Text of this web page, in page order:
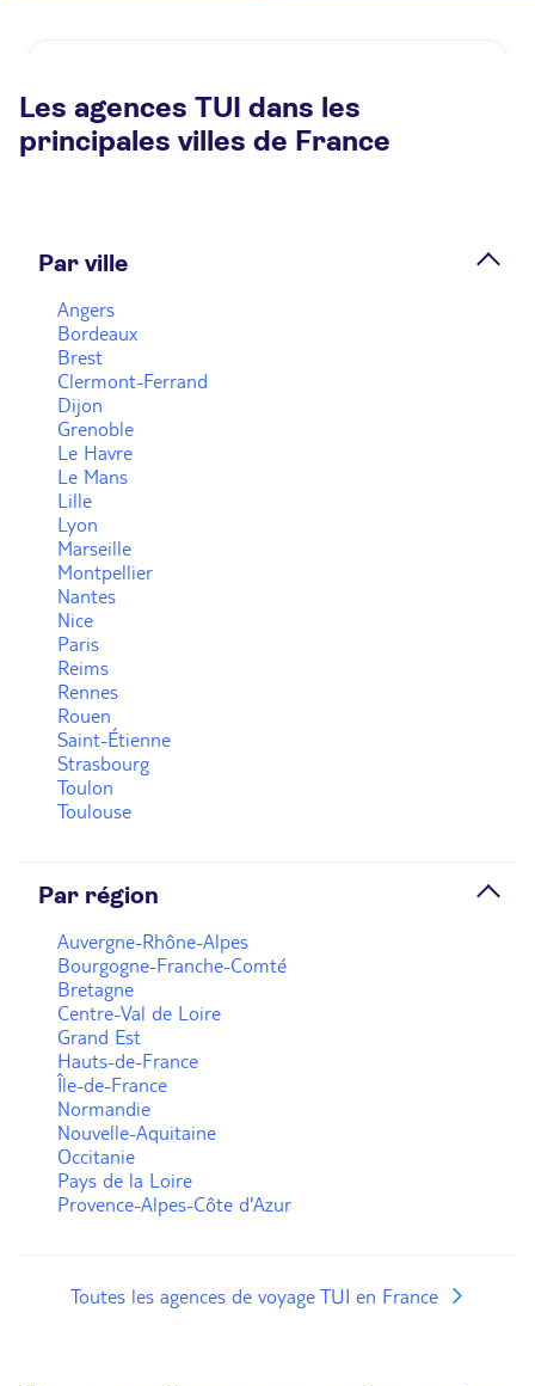
4 Rue de Verdun 83120 Sainte-Maxime
Les agences TUI dans les
principales villes de France
Par ville
Angers
Bordeaux
Brest
Clermont-Ferrand
Dijon
Grenoble
Le Havre
Le Mans
Lille
Lyon
Marseille
Montpellier
Nantes
Nice
Paris
Reims
Rennes
Rouen
Saint-Étienne
Strasbourg
Toulon
Toulouse
Par région
Auvergne-Rhône-Alpes
Bourgogne-Franche-Comté
Bretagne
Centre-Val de Loire
Grand Est
Hauts-de-France
Île-de-France
Normandie
Nouvelle-Aquitaine
Occitanie
Pays de la Loire
Provence-Alpes-Côte d'Azur
Toutes les agences de voyage TUI en France